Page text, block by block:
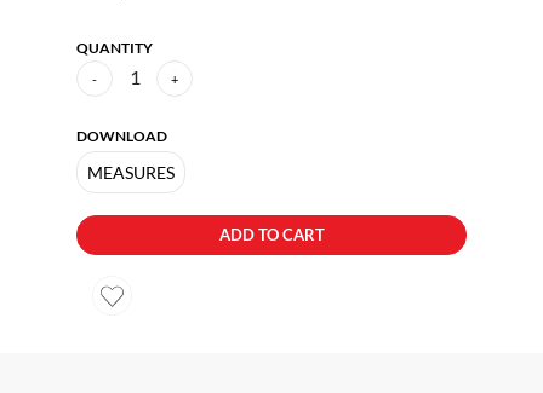
QUANTITY
- 1 +
DOWNLOAD
MEASURES
ADD TO CART